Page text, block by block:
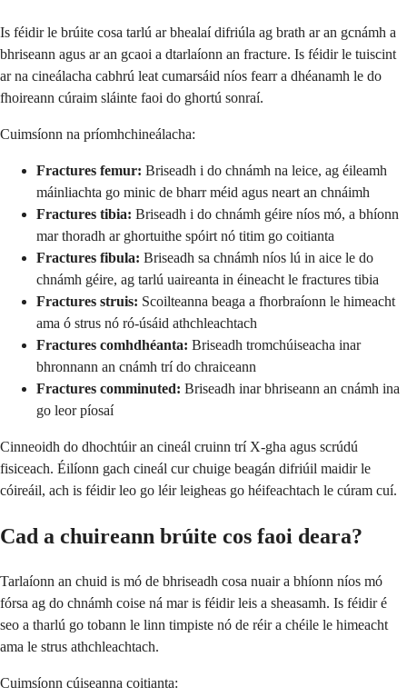
Is féidir le brúite cosa tarlú ar bhealaí difriúla ag brath ar an gcnámh a
bhriseann agus ar an gcaoi a dtarlaíonn an fracture. Is féidir le tuiscint
ar na cineálacha cabhrú leat cumarsáid níos fearr a dhéanamh le do
fhoireann cúraim sláinte faoi do ghortú sonraí.
Cuimsíonn na príomhchineálacha:
Fractures femur: Briseadh i do chnámh na leice, ag éileamh
máinliachta go minic de bharr méid agus neart an chnáimh
Fractures tibia: Briseadh i do chnámh géire níos mó, a bhíonn
mar thoradh ar ghortuithe spóirt nó titim go coitianta
Fractures fibula: Briseadh sa chnámh níos lú in aice le do
chnámh géire, ag tarlú uaireanta in éineacht le fractures tibia
Fractures struis: Scoilteanna beaga a fhorbraíonn le himeacht
ama ó strus nó ró-úsáid athchleachtach
Fractures comhdhéanta: Briseadh tromchúiseacha inar
bhronnann an cnámh trí do chraiceann
Fractures comminuted: Briseadh inar bhriseann an cnámh ina
go leor píosaí
Cinneoidh do dhochtúir an cineál cruinn trí X-gha agus scrúdú
fisiceach. Éilíonn gach cineál cur chuige beagán difriúil maidir le
cóireáil, ach is féidir leo go léir leigheas go héifeachtach le cúram cuí.
Cad a chuireann brúite cos faoi deara?
Tarlaíonn an chuid is mó de bhriseadh cosa nuair a bhíonn níos mó
fórsa ag do chnámh coise ná mar is féidir leis a sheasamh. Is féidir é
seo a tharlú go tobann le linn timpiste nó de réir a chéile le himeacht
ama le strus athchleachtach.
Cuimsíonn cúiseanna coitianta: